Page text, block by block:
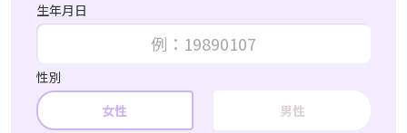
生年月日
性別
女性
男性